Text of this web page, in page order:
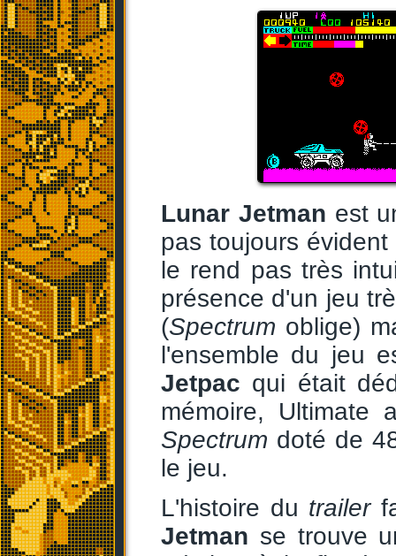
Lunar Jetman est
pas toujours
le rend pas très
présence d'un jeu
(Spectrum oblige)
l'ensemble du jeu
Jetpac qui était
mémoire, Ultimate
Spectrum doté de
le jeu.
L'histoire du trailer
Jetman se trouve